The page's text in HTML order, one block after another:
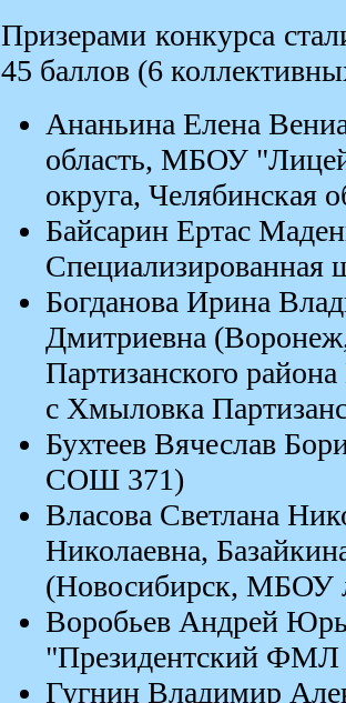
Призерами конкурса
45 баллов (6
Ананьина Елена
область, МБОУ "Лицей
округа, Челябинская
Байсарин Ертас
Богданова Ирина
Дмитриевна
Партизанского
с Хмыловка
Бухтеев Вячеслав
СОШ 371)
Власова Светлана
Николаевна,
(Новосибирск, МБОУ
Воробьев Андрей
"Президентский ФМЛ
Гугнин Владимир